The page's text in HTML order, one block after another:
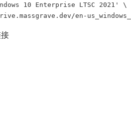
10 Enterprise LTSC 2021' \
en-